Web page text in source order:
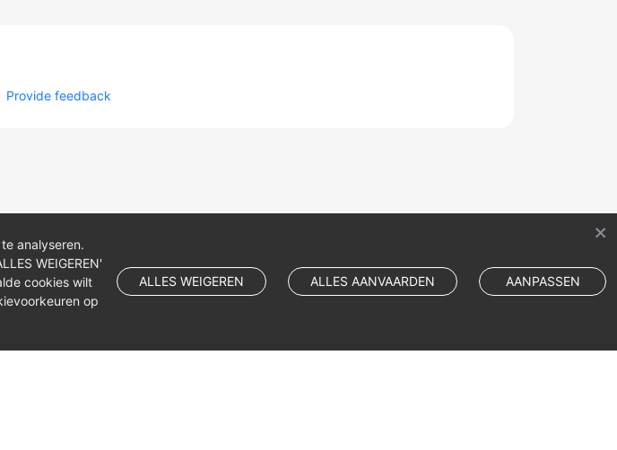
Provide feedback
analyseren.
WEIGEREN'
cookies wilt
op
ALLES WEIGEREN ALLES AANVAARDEN AANPASSEN